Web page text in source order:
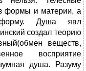
формы и материи, а
Душа явл
создал теорию
веществ,
восприятие
душа. Разуму